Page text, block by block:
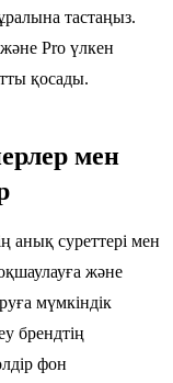
тастаңыз.
Pro үлкен
қосады.
мен
анық суреттері мен
және
мүмкіндік
брендтің
фон